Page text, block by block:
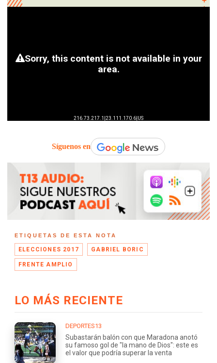
Síguenos en
ETIQUETAS DE ESTA NOTA
ELECCIONES 2017 GABRIEL BORIC
FRENTE AMPLIO
LO MÁS RECIENTE
DEPORTES13
Subastarán balón con que Maradona anotó
su famoso gol de "la mano de Dios": este es
el valor que podría superar la venta